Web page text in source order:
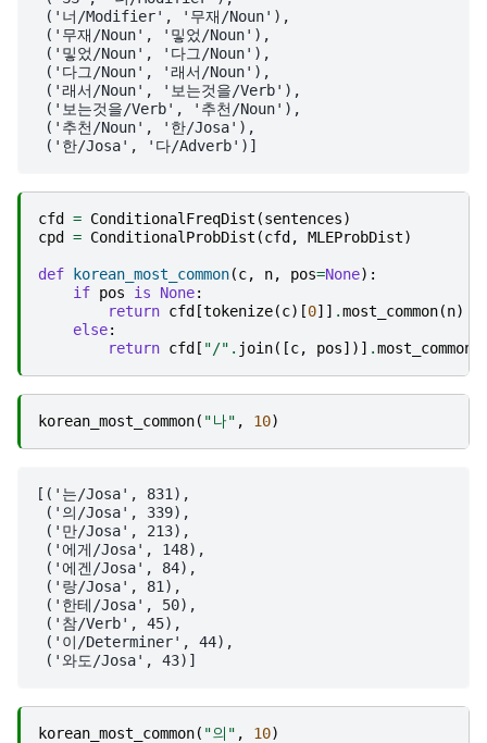
('너/Modifier', '무재/Noun'),
('무재/Noun', '밓었/Noun'),
('밓었/Noun', '다그/Noun'),
('다그/Noun', '래서/Noun'),
('래서/Noun', '보는것을/Verb'),
('보는것을/Verb', '추천/Noun'),
('추천/Noun', '한/Josa'),
cfd = ConditionalFreqDist (sentences)
cpd = ConditionalProbDist (cfd, MLEProbDist)
def korean_most_common(c, n, pos=None):
if pos is None:
return cfd[tokenize(c)[0]] .most_common(n)
else:
return cfd[ "/" . join([c, pos])] .most_common
korean_most_common( "나" , 10)
[('는/Josa', 831),
('의/Josa', 339),
('만/Josa', 213),
('에게/Josa', 148),
('에겐/Josa', 84),
('랑/Josa', 81),
('한테/Josa', 50),
('참/Verb', 45),
('이/Determiner', 44),
korean_most_common( "의" , 10)